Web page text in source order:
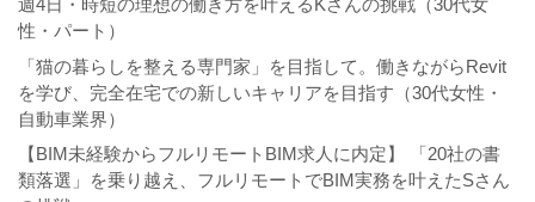
週4日・時短の理想の働き方を叶えるKさんの挑戦（30代女
性・パート）
「猫の暮らしを整える専門家」を目指して。働きながらRevit
を学び、完全在宅での新しいキャリアを目指す（30代女性・
自動車業界）
【BIM未経験からフルリモートBIM求人に内定】 「20社の書
類落選」を乗り越え、フルリモートでBIM実務を叶えたSさん